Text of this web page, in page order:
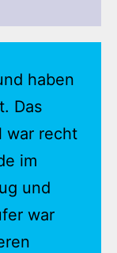
haben
Das
war recht
im
und
war